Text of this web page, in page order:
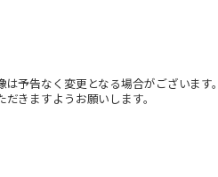
予告なく変更となる場合がございます
きますようお願いします。